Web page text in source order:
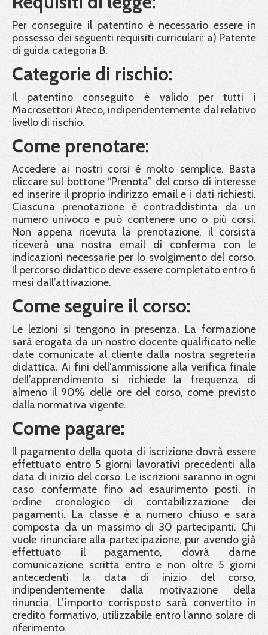
Per conseguire il patentino è necessario essere in
possesso dei seguenti requisiti curriculari: a) Patente
di guida categoria B.
Categorie di rischio:
Il patentino conseguito è valido per tutti i
Macrosettori Ateco, indipendentemente dal relativo
livello di rischio.
Come prenotare:
Accedere ai nostri corsi è molto semplice. Basta
cliccare sul bottone “Prenota” del corso di interesse
ed inserire il proprio indirizzo email e i dati richiesti.
Ciascuna prenotazione è contraddistinta da un
numero univoco e può contenere uno o più corsi.
Non appena ricevuta la prenotazione, il corsista
riceverà una nostra email di conferma con le
indicazioni necessarie per lo svolgimento del corso.
Il percorso didattico deve essere completato entro 6
mesi dall’attivazione.
Come seguire il corso:
Le lezioni si tengono in presenza. La formazione
sarà erogata da un nostro docente qualificato nelle
date comunicate al cliente dalla nostra segreteria
didattica. Ai fini dell’ammissione alla verifica finale
dell’apprendimento si richiede la frequenza di
almeno il 90% delle ore del corso, come previsto
dalla normativa vigente.
Come pagare:
Il pagamento della quota di iscrizione dovrà essere
effettuato entro 5 giorni lavorativi precedenti alla
data di inizio del corso. Le iscrizioni saranno in ogni
caso confermate fino ad esaurimento posti, in
ordine cronologico di contabilizzazione dei
pagamenti. La classe è a numero chiuso e sarà
composta da un massimo di 30 partecipanti. Chi
vuole rinunciare alla partecipazione, pur avendo già
effettuato il pagamento, dovrà darne
comunicazione scritta entro e non oltre 5 giorni
antecedenti la data di inizio del corso,
indipendentemente dalla motivazione della
rinuncia. L’importo corrisposto sarà convertito in
credito formativo, utilizzabile entro l’anno solare di
riferimento.